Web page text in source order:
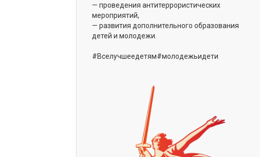
— проведения антитеррористических
мероприятий,
— развития дополнительного образования
детей и молодежи.
#Вселучшеедетям#молодежьидети